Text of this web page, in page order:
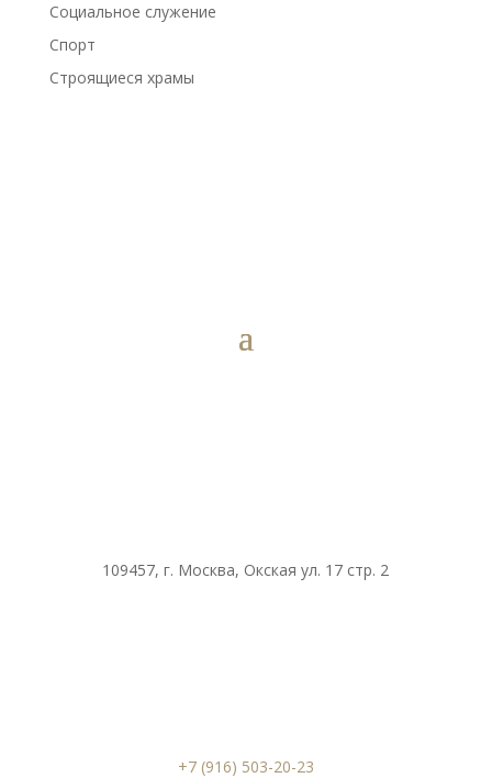
Социальное служение
Спорт
Строящиеся храмы
109457, г. Москва, Окская ул. 17 стр. 2
+7 (916) 503-20-23